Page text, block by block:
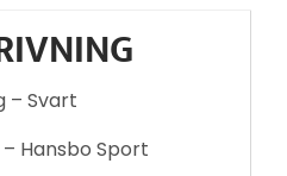
– Svart
Hansbo Sport